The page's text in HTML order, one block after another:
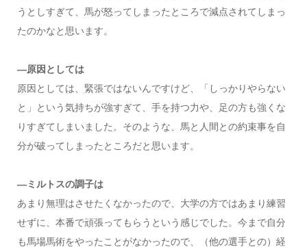
うとしすぎて、馬が怒ってしまったところで減点されてしまっ
たのかなと思います。
—原因としては
原因としては、緊張ではないんですけど、「しっかりやらない
と」という気持ちが強すぎて、手を持つ力や、足の方も強くな
りすぎてしまいました。そのような、馬と人間との約束事を自
分が破ってしまったところだと思います。
—ミルトスの調子は
あまり無理はさせたくなかったので、大学の方ではあまり練習
せずに、本番で頑張ってもらうという感じでした。今まで自分
も馬場馬術をやったことがなかったので、（他の選手との）経